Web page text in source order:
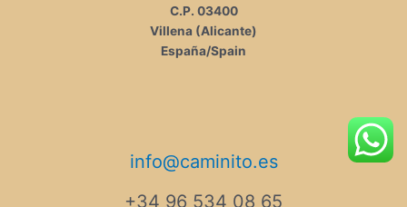
C.P. 03400
Villena (Alicante)
España/Spain
info@caminito.es
+34 96 534 08 65